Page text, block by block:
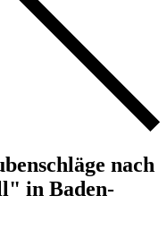
nach
in Baden-